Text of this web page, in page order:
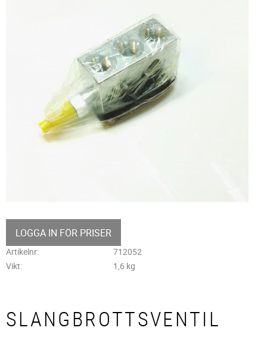
LOGGA IN FÖR PRISER
Artikelnr
712052
Vikt
1,6 kg
SLANGBROTTSVENTIL